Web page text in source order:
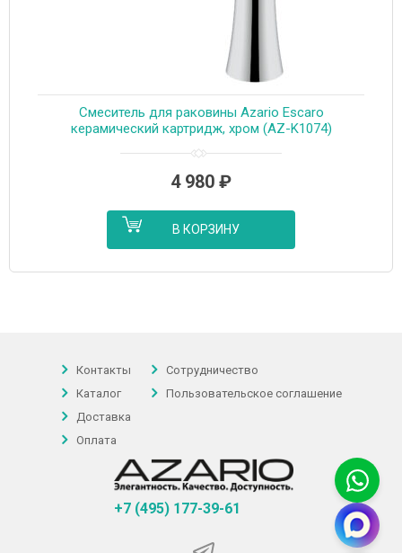
Cмеситель для раковины Azario Escaro
керамический картридж, хром (AZ-K1074)
4 980 ₽
В КОРЗИНУ
Контакты
Каталог
Доставка
Оплата
Сотрудничество
Пользовательское соглашение
+7 (495) 177-39-61